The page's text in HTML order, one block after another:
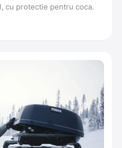
cu protectie pentru coca.